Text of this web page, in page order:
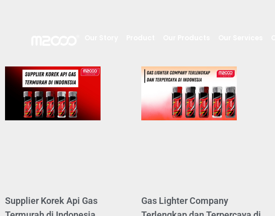
Supplier Korek Api Gas
Gas Lighter Company